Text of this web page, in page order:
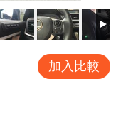
加入比較